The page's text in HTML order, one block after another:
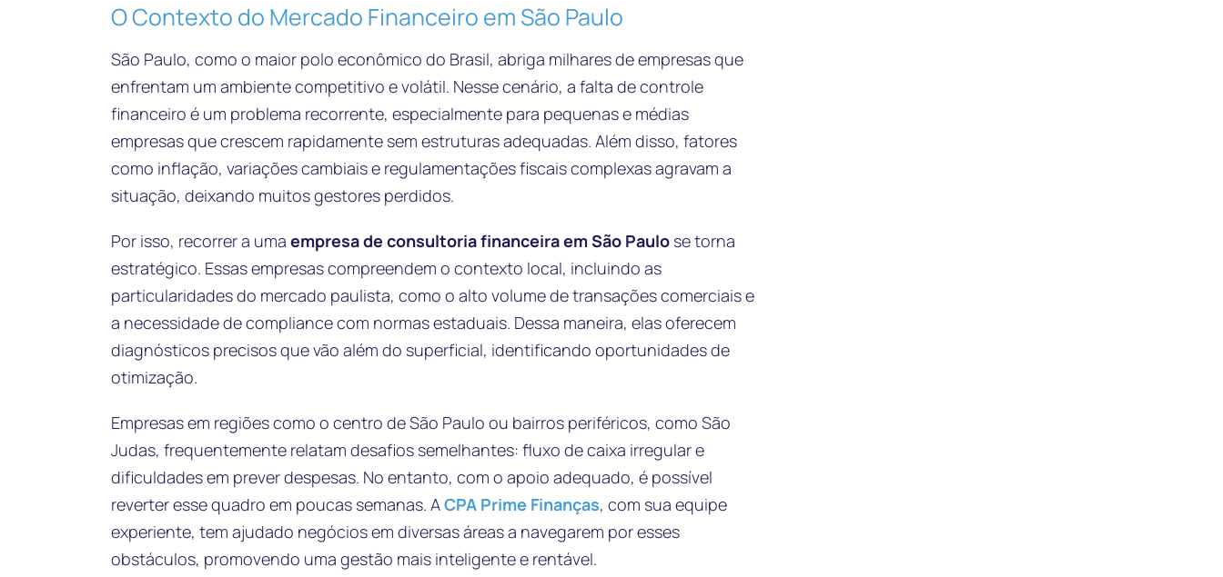
O Contexto do Mercado Financeiro em São Paulo
São Paulo, como o maior polo econômico do Brasil, abriga milhares de empresas que
enfrentam um ambiente competitivo e volátil. Nesse cenário, a falta de controle
financeiro é um problema recorrente, especialmente para pequenas e médias
empresas que crescem rapidamente sem estruturas adequadas. Além disso, fatores
como inflação, variações cambiais e regulamentações fiscais complexas agravam a
situação, deixando muitos gestores perdidos.
Por isso, recorrer a uma empresa de consultoria financeira em São Paulo se torna
estratégico. Essas empresas compreendem o contexto local, incluindo as
particularidades do mercado paulista, como o alto volume de transações comerciais e
a necessidade de compliance com normas estaduais. Dessa maneira, elas oferecem
diagnósticos precisos que vão além do superficial, identificando oportunidades de
otimização.
Empresas em regiões como o centro de São Paulo ou bairros periféricos, como São
Judas, frequentemente relatam desafios semelhantes: fluxo de caixa irregular e
dificuldades em prever despesas. No entanto, com o apoio adequado, é possível
reverter esse quadro em poucas semanas. ACPA Prime Finanças, com sua equipe
experiente, tem ajudado negócios em diversas áreas a navegarem por esses
obstáculos, promovendo uma gestão mais inteligente e rentável.